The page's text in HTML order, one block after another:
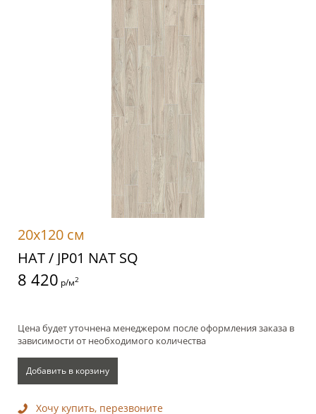
20x120 см
НАТ / JP01 NAT SQ
8 420 р/м2
Цена будет уточнена менеджером после оформления заказа в
зависимости от необходимого количества
Добавить в корзину
Хочу купить, перезвоните